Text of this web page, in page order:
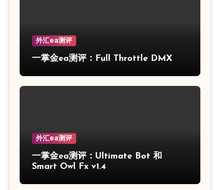
外汇ea测评
一掌金ea测评：Full Throttle DMX
外汇ea测评
一掌金ea测评：Ultimate Bot 和
Smart Owl Fx v1.4